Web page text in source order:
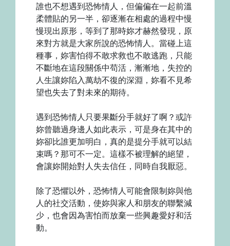
誰也不想遇到恐怖情人，但偏偏在一起前溫
柔體貼的另一半，卻逐漸在相處的過程中慢
慢現出原形，等到了那時妳才赫然發現，原
來對方就是大家所說的恐怖情人。當碰上這
種事，妳害怕得不敢求救也不敢逃跑，只能
不斷地在這段關係中苟活，漸漸地，失控的
人生讓妳陷入萬劫不復的深淵，妳看不見希
望也失去了對未來的期待。
遇到恐怖情人只要果斷分手就好了啊？或許
妳曾聽過身邊人如此表示，可是身在其中的
妳卻比誰更加明白，真的是提分手就可以結
束嗎？那可不一定。這樣不被理解的絕望，
會讓妳開始對人失去信任，同時自我厭惡。
除了恐懼以外，恐怖情人可能會限制妳與他
人的社交活動，使妳與家人和朋友的聯繫減
少，也會因為害怕而放棄一些興趣愛好和活
動。